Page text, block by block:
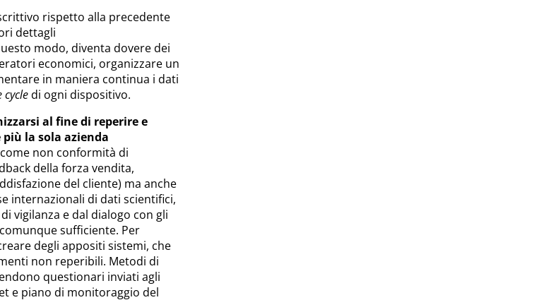
rispetto alla precedente
dettagli
modo, diventa dovere dei
economici, organizzare un
in maniera continua i dati
cycledi ogni dispositivo.
al fine di reperire e
la sola azienda
non conformità di
della forza vendita,
del cliente) ma anche
internazionali di dati scientifici,
vigilanza e dal dialogo con gli
sufficiente. Per
degli appositi sistemi, che
non reperibili. Metodi di
questionari inviati agli
e piano di monitoraggio del